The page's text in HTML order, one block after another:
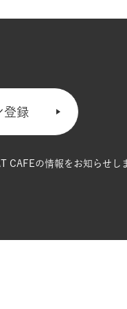
登録
CAFEの情報をお知らせし